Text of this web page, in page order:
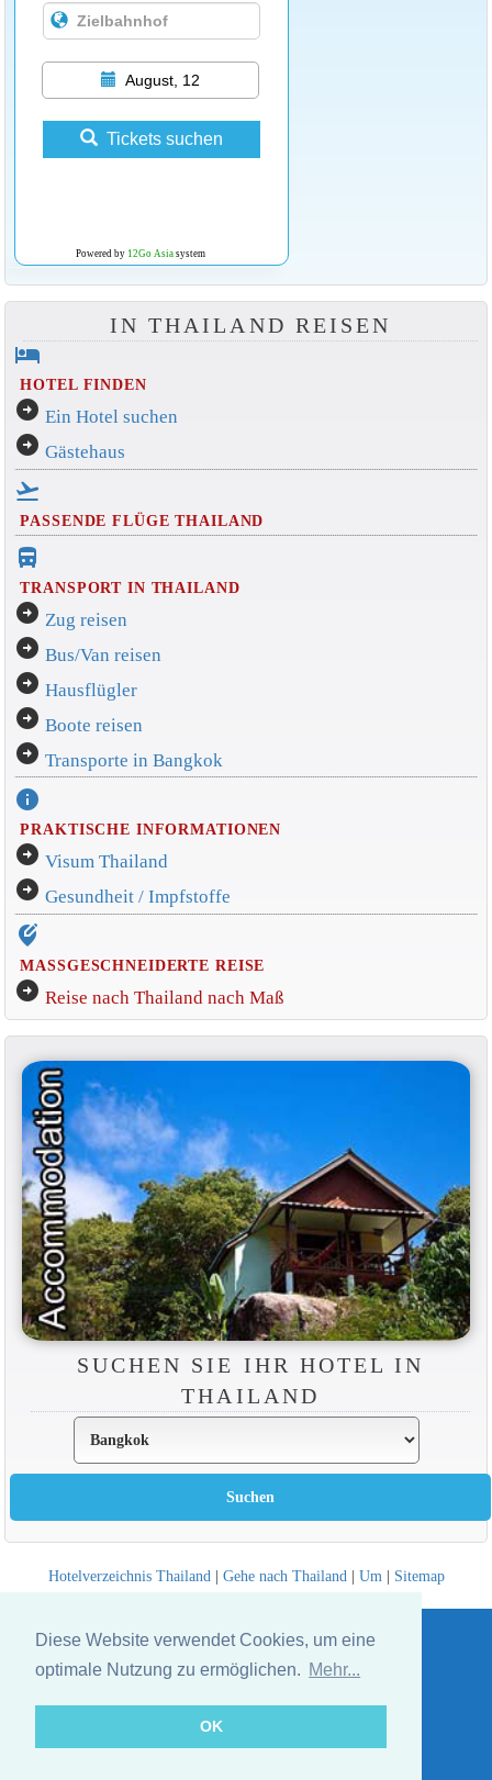
Diese Website verwendet Cookies, um eine
optimale Nutzung zu ermöglichen. Mehr...
OK
August, 12
Tickets suchen
Powered by 12Go Asiasystem
IN THAILAND REISEN
hotel
HOTEL FINDEN
arrow_circle_right Ein Hotel suchen
arrow_circle_right Gästehaus
flight_takeoff
PASSENDE FLÜGE THAILAND
directions_bus_filled
TRANSPORT IN THAILAND
arrow_circle_right Zug reisen
arrow_circle_right Bus/Van reisen
arrow_circle_right Hausflügler
arrow_circle_right Boote reisen
arrow_circle_right Transporte in Bangkok
info
PRAKTISCHE INFORMATIONEN
arrow_circle_right Visum Thailand
arrow_circle_right Gesundheit / Impfstoffe
edit_location_alt
MASSGESCHNEIDERTE REISE
arrow_circle_right Reise nach Thailand nach Maß
SUCHEN SIE IHR HOTEL IN
THAILAND
Hotelverzeichnis Thailand| Gehe nach Thailand| Um| Sitemap